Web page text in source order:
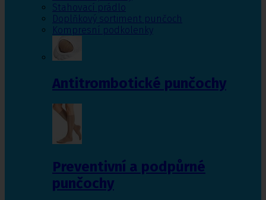
Stahovací prádlo
Doplňkový sortiment punčoch
Kompresní podkolenky
Antitrombotické punčochy
Preventivní a podpůrné
punčochy